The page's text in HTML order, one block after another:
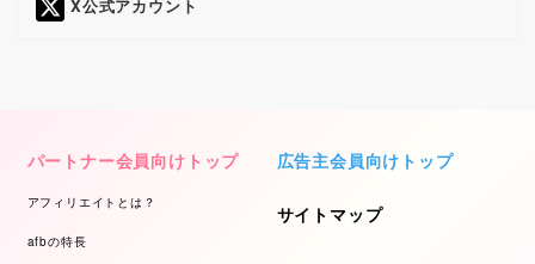
X公式アカウント
パートナー会員向けトップ
アフィリエイトとは？
afbの特長
広告主会員向けトップ
サイトマップ